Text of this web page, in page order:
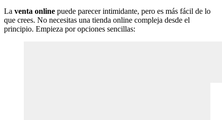
La venta online puede parecer intimidante, pero es más fácil de lo
que crees. No necesitas una tienda online compleja desde el
principio. Empieza por opciones sencillas: